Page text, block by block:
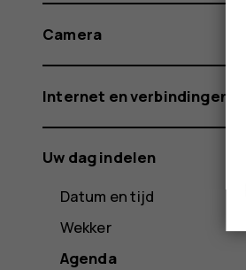
Camera
Internet en verbindingen
Uw dag indelen
Datum en tijd
Wekker
Agenda